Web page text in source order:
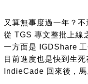
又算無事度過一年？
從 TGS 專文整批上線
一方面是 IGDShare
目前進度也是快到生
IndieCade 回來後，